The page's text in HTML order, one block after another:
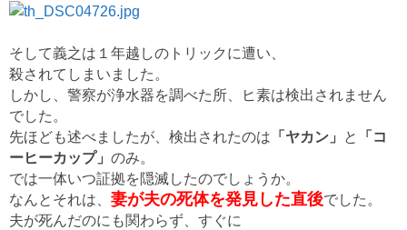
そして義之は１年越しのトリックに遭い、
殺されてしまいました。
しかし、警察が浄水器を調べた所、ヒ素は検出されません
でした。
先ほども述べましたが、検出されたのは 「ヤカン」 と
「コ
ーヒーカップ」 のみ。
では一体いつ証拠を隠滅したのでしょうか。
なんとそれは、 妻が夫の死体を発見した直後でした。
夫が死んだのにも関わらず、すぐに